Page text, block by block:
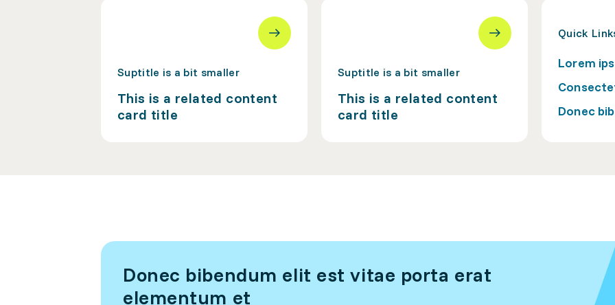
Suptitle is a bit smaller
This is a related content
card title
Suptitle is a bit smaller
This is a related content
card title
Quick
Lorem
Donec
Donec bibendum elit est vitae porta erat
elementum et